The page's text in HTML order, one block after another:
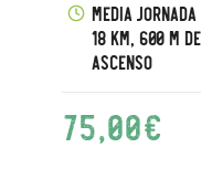
Media jornada
18 km, 600 m de
ascenso
75,00€